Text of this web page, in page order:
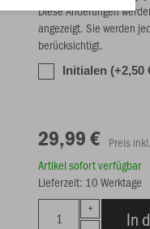
Diese Änderungen
angezeigt. Sie werden
berücksichtigt.
Initialen (+2,50
29,99 € Preis
Artikel sofort verfügbar
Lieferzeit: 10 Werktage
In